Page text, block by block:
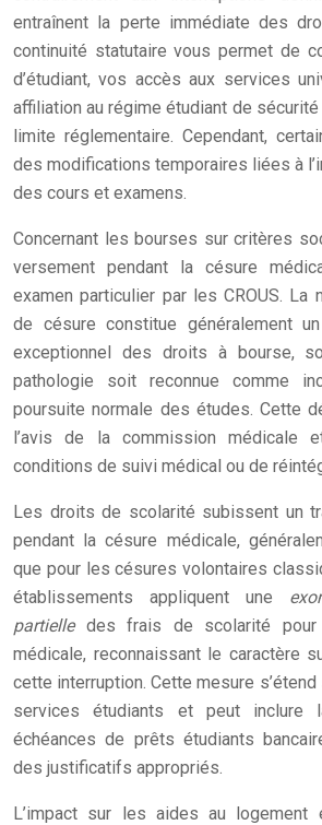
entraînent la perte immédiate des
continuité statutaire vous permet de
d’étudiant, vos accès aux services
affiliation au régime étudiant de sécurité
limite réglementaire. Cependant,
des modifications temporaires liées à
des cours et examens.
Concernant les bourses sur critères
versement pendant la césure
examen particulier par les CROUS. La
de césure constitue généralement
exceptionnel des droits à bourse,
pathologie soit reconnue comme
poursuite normale des études. Cette
l’avis de la commission médicale
conditions de suivi médical ou de
Les droits de scolarité subissent un
pendant la césure médicale,
que pour les césures volontaires
établissements appliquent une
partielledes frais de scolarité pour
médicale, reconnaissant le caractère
cette interruption. Cette mesure
services étudiants et peut inclure
échéances de prêts étudiants
des justificatifs appropriés.
L’impact sur les aides au logement